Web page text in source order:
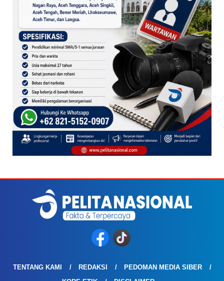
TENTANG KAMI REDAKSI
PEDOMAN MEDIA SIBER